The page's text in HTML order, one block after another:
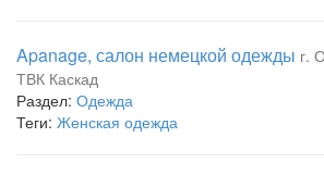
Apanage, салон немецкой одежды г.
ТВК Каскад
Раздел: Одежда
Теги: Женская одежда